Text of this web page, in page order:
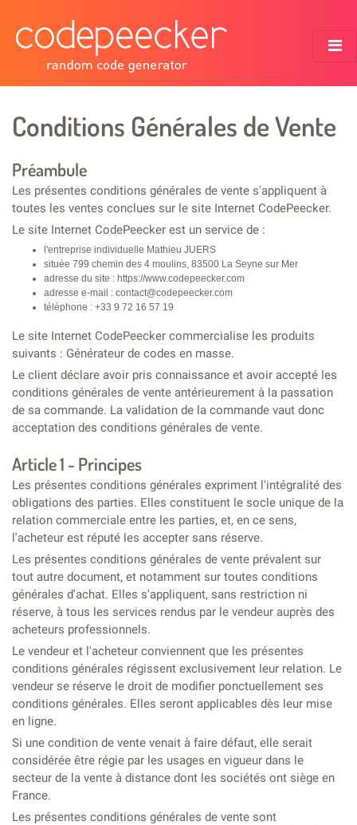
Conditions Générales de Vente
Préambule
Les présentes conditions générales de vente s'appliquent à
toutes les ventes conclues sur le site Internet CodePeecker.
Le site Internet CodePeecker est un service de :
l'entreprise individuelle Mathieu JUERS​​​​​​
située 799 chemin des 4 moulins, 83500 La Seyne sur Mer
adresse du site : https://www.codepeecker.com
adresse e-mail : contact@codepeecker.com
téléphone : +33 9 72 16 57 19
Le site Internet CodePeecker commercialise les produits
suivants : Générateur de codes en masse.
Le client déclare avoir pris connaissance et avoir accepté les
conditions générales de vente antérieurement à la passation
de sa commande. La validation de la commande vaut donc
acceptation des conditions générales de vente.
Article 1 - Principes
Les présentes conditions générales expriment l'intégralité des
obligations des parties. Elles constituent le socle unique de la
relation commerciale entre les parties, et, en ce sens,
l'acheteur est réputé les accepter sans réserve.
Les présentes conditions générales de vente prévalent sur
tout autre document, et notamment sur toutes conditions
générales d'achat. Elles s'appliquent, sans restriction ni
réserve, à tous les services rendus par le vendeur auprès des
acheteurs professionnels.
Le vendeur et l'acheteur conviennent que les présentes
conditions générales régissent exclusivement leur relation. Le
vendeur se réserve le droit de modifier ponctuellement ses
conditions générales. Elles seront applicables dès leur mise
en ligne.
Si une condition de vente venait à faire défaut, elle serait
considérée être régie par les usages en vigueur dans le
secteur de la vente à distance dont les sociétés ont siège en
France.
Les présentes conditions générales de vente sont